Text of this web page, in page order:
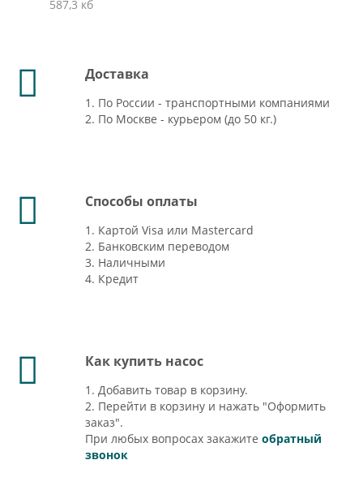
587,3 кб
Доставка
1. По России - транспортными компаниями
2. По Москве - курьером (до 50 кг.)
Способы оплаты
1. Картой Visa или Mastercard
2. Банковским переводом
3. Наличными
4. Кредит
Как купить насос
1. Добавить товар в корзину.
2. Перейти в корзину и нажать "Оформить
заказ".
При любых вопросах закажите обратный
звонок